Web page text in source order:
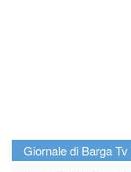
Giornale di Barga Tv